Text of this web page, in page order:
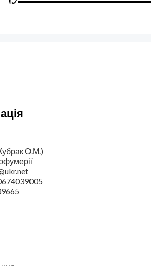
О.М.)